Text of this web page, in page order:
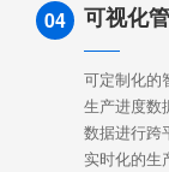
04 可视化
可定制化的
生产进度数
数据进行跨
实时化的生